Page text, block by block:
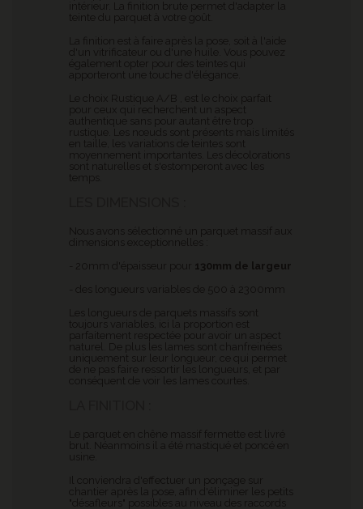
intérieur. La finition brute permet d'adapter la
teinte du parquet à votre goût.
La finition est à faire après la pose, soit à l'aide
d'un vitrificateur ou d'une huile. Vous pouvez
également opter pour des teintes qui
apporteront une touche d'élégance.
Le choix Rustique A/B , est le choix parfait
pour ceux qui recherchent un aspect
authentique sans pour autant être trop
rustique. Les nœuds sont présents mais limités
en taille, les variations de teintes sont
moyennement importantes. Les décolorations
sont naturelles et s'estomperont avec les
temps.
Nous avons sélectionné un parquet massif aux
dimensions exceptionnelles :
- 20mm d'épaisseur pour 130mm de largeur
- des longueurs variables de 500 à 2300mm
Les longueurs de parquets massifs sont
toujours variables, ici la proportion est
parfaitement respectée pour avoir un aspect
naturel. De plus les lames sont chanfreinées
uniquement sur leur longueur, ce qui permet
de ne pas faire ressortir les longueurs, et par
conséquent de voir les lames courtes.
Le parquet en chêne massif fermette est livré
brut. Néanmoins il a été mastiqué et poncé en
Il conviendra d'effectuer un ponçage sur
chantier après la pose, afin d'éliminer les petits
"désafleurs" possibles au niveau des raccords